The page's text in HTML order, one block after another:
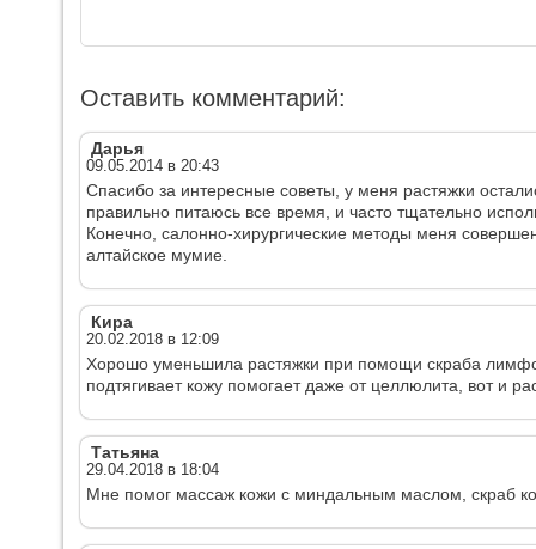
Оставить комментарий:
Дарья
09.05.2014 в 20:43
Спасибо за интересные советы, у меня растяжки
правильно питаюсь все время, и часто тщательно
Конечно, салонно-хирургические методы меня
алтайское мумие.
Кира
20.02.2018 в 12:09
Хорошо уменьшила растяжки при помощи скраба
подтягивает кожу помогает даже от целлюлита, вот и
Татьяна
29.04.2018 в 18:04
Мне помог массаж кожи с миндальным маслом, скраб